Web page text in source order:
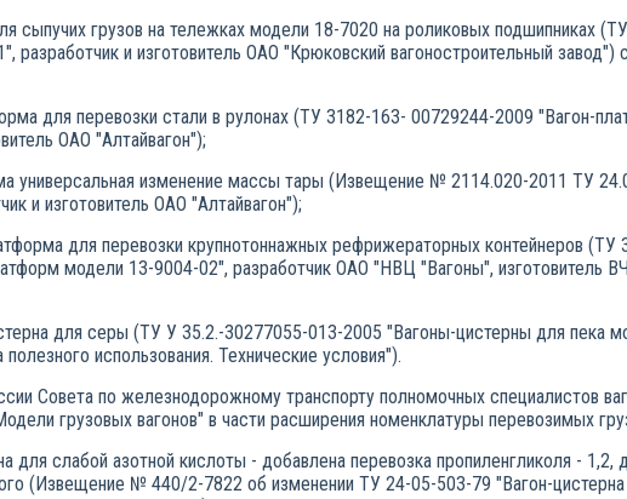
сыпучих грузов на тележках модели 18-7020 на роликовых подшипниках
разработчик и изготовитель ОАО "Крюковский вагоностроительный завод")
для перевозки стали в рулонах (ТУ 3182-163- 00729244-2009 "Вагон-
ОАО "Алтайвагон");
универсальная изменение массы тары (Извещение № 2114.020-2011 ТУ
и изготовитель ОАО "Алтайвагон");
для перевозки крупнотоннажных рефрижераторных контейнеров (ТУ
модели 13-9004-02", разработчик ОАО "НВЦ "Вагоны", изготовитель
для серы (ТУ У 35.2.-30277055-013-2005 "Вагоны-цистерны для пека
использования. Технические условия").
Совета по железнодорожному транспорту полномочных специалистов
грузовых вагонов" в части расширения номенклатуры перевозимых
для слабой азотной кислоты - добавлена перевозка пропиленгликоля - 1,2,
(Извещение № 440/2-7822 об изменении ТУ 24-05-503-79 "Вагон-